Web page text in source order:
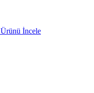
Ürünü İncele